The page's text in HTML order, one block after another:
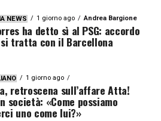
NEWS 1 giorno ago Andrea Bargione
ha detto sì al PSG: accordo
tratta con il Barcellona
1 giorno ago
retroscena sull’affare Atta!
società: «Come possiamo
uno come lui?»